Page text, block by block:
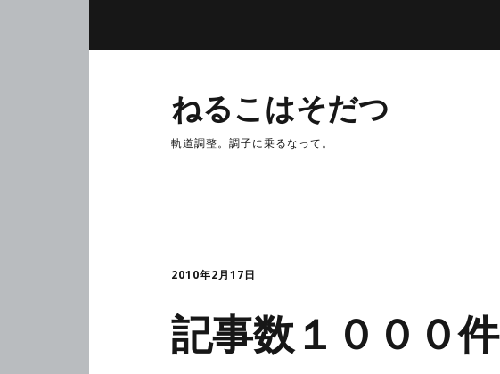
ねるこはそだつ
軌道調整。調子に乗るなって。
2010年2月17日
記事数１０００件